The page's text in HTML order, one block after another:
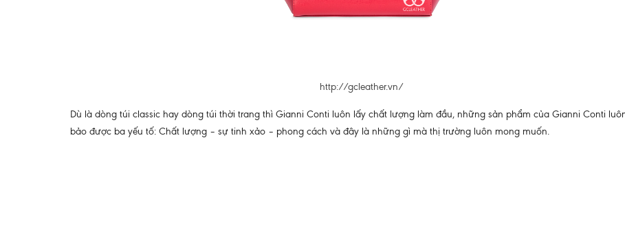
http://gcleather.vn/
Dù là dòng túi classic hay dòng túi thời trang thì Gianni Conti luôn lấy chất lượng làm đầu, những sản phẩm của Gianni Conti
bảo được ba yếu tố: Chất lượng – sự tinh xảo – phong cách và đây là những gì mà thị trường luôn mong muốn.